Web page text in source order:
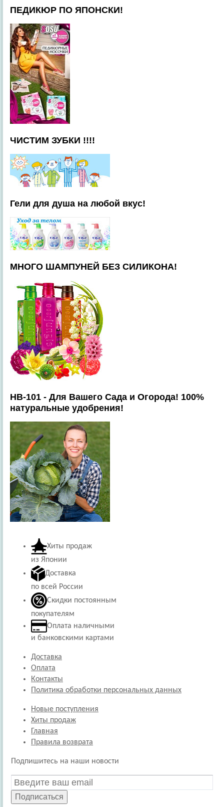
ПЕДИКЮР ПО ЯПОНСКИ!
ЧИСТИМ ЗУБКИ !!!!
Гели для душа на любой вкус!
МНОГО ШАМПУНЕЙ БЕЗ СИЛИКОНА!
HB-101 - Для Вашего Сада и Огорода! 100%
натуральные удобрения!
Хиты продаж
из Японии
Доставка
по всей России
Скидки постоянным
покупателям
Оплата наличными
и банковскими картами
Доставка
Оплата
Контакты
Политика обработки персональных данных
Новые поступления
Хиты продаж
Главная
Правила возврата
Подпишитесь на наши новости
Подписаться